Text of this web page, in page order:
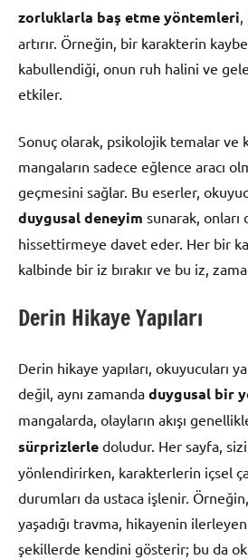
zorluklarla baş etme yöntemleri,
artırır. Örneğin, bir karakterin
kabullendiği, onun ruh halini ve
etkiler.
Sonuç olarak, psikolojik temalar ve
mangaların sadece eğlence aracı
geçmesini sağlar. Bu eserler,
duygusal deneyim sunarak,
hissettirmeye davet eder. Her bir
kalbinde bir iz bırakır ve bu iz,
Derin Hikaye Yapıları
Derin hikaye yapıları, okuyucuları
değil, aynı zamanda duygusal bir
mangalarda, olayların akışı
sürprizlerle doludur. Her sayfa,
yönlendirirken, karakterlerin içsel
durumları da ustaca işlenir.
yaşadığı travma, hikayenin
şekillerde kendini gösterir; bu da